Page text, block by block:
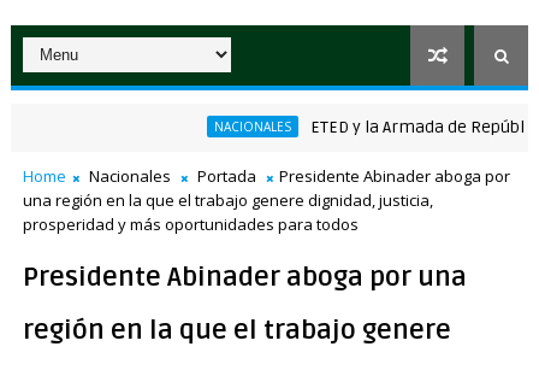
NACIONALES ETED y la Armada de República
Home Nacionales Portada
Presidente Abinader aboga por
una región en la que el trabajo genere dignidad, justicia,
prosperidad y más oportunidades para todos
Presidente Abinader aboga por una
región en la que el trabajo genere